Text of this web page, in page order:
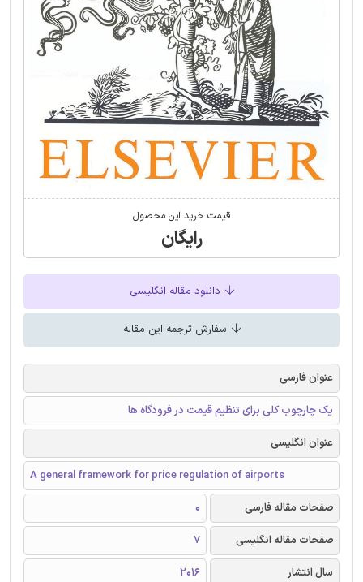
قیمت خرید این محصول
رایگان
دانلود مقاله انگلیسی
سفارش ترجمه این مقاله
عنوان فارسی
یک چارچوب کلی برای تنظیم قیمت در فرودگاه ها
عنوان انگلیسی
A general framework for price regulation of airports
صفحات مقاله فارسی
0
صفحات مقاله انگلیسی
7
سال انتشار
2016